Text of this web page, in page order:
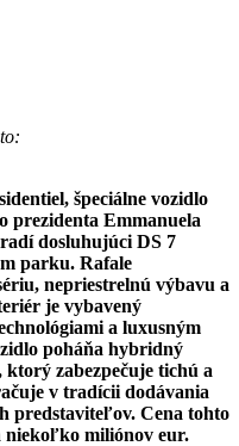
špeciálne vozidlo
prezidenta Emmanuela
dosluhujúci DS 7
parku. Rafale
nepriestrelnú výbavu a
je vybavený
a luxusným
poháňa hybridný
ktorý zabezpečuje tichú a
v tradícii dodávania
predstaviteľov. Cena tohto
niekoľko miliónov eur.